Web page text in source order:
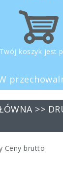
Twój koszyk jest
>>
Ceny brutto